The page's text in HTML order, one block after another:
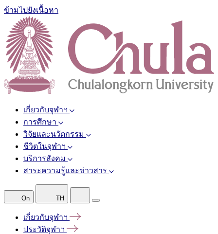
ข้ามไปยังเนื้อหา
เกี่ยวกับจุฬาฯ
การศึกษา
วิจัยและนวัตกรรม
ชีวิตในจุฬาฯ
บริการสังคม
สาระความรู้และข่าวสาร
On TH
เกี่ยวกับจุฬาฯ
ประวัติจุฬาฯ